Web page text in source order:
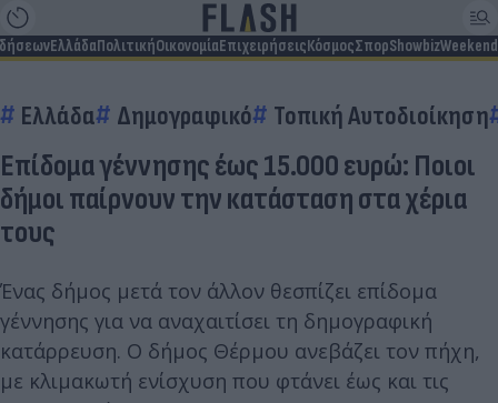
ΕλλάδαΠολιτικήΟικονομίαΕπιχειρήσειςΚόσμοςΣπορShowbizWeekend
Ελλάδα Δημογραφικό Τοπική Αυτοδιοίκηση
Επίδομα γέννησης έως 15.000 ευρώ: Ποιοι
δήμοι παίρνουν την κατάσταση στα χέρια
τους
Ένας δήμος μετά τον άλλον θεσπίζει επίδομα
γέννησης για να αναχαιτίσει τη δημογραφική
κατάρρευση. Ο δήμος Θέρμου ανεβάζει τον πήχη,
με κλιμακωτή ενίσχυση που φτάνει έως και τις